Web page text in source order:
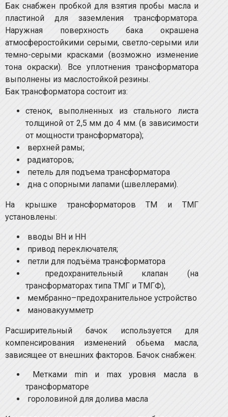
Бак снабжен пробкой для взятия пробы масла и
пластиной для заземления трансформатора.
Наружная поверхность бака окрашена
атмосферостойкими серыми, светло-серыми или
темно-серыми красками (возможно изменение
тона окраски). Все уплотнения трансформатора
выполнены из маслостойкой резины.
Бак трансформатора состоит из:
стенок, выполненных из стального листа
толщиной от 2,5 мм до 4 мм. (в зависимости
от мощности трансформатора);
верхней рамы;
радиаторов;
петель для подъема трансформатора
дна с опорными лапами (швеллерами).
На крышке трансформаторов ТМ и ТМГ
установлены:
вводы ВН и НН
привод переключателя;
петли для подъёма трансформатора
предохранительный клапан (на
трансформаторах типа ТМГ и ТМГФ),
мембранно–предохранительное устройство
мановакуумметр
Расширительный бачок используется для
компенсирования изменений обьема масла,
зависящее от внешних факторов. Бачок снабжен:
Метками min и max уровня масла в
трансформаторе
гороловиной для долива масла